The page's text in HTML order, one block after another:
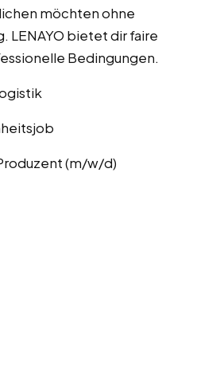
möchten ohne
LENAYO bietet dir faire
Bedingungen.
(m/w/d)